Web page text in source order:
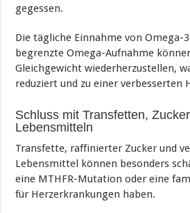
gegessen.
Die tägliche Einnahme von Omega-
begrenzte Omega-Aufnahme
Gleichgewicht wiederherzustellen,
reduziert und zu einer verbesserten
Schluss mit Transfetten,
Lebensmitteln
Transfette, raffinierter Zucker und
Lebensmittel können besonders
eine MTHFR-Mutation oder eine
für Herzerkrankungen haben.